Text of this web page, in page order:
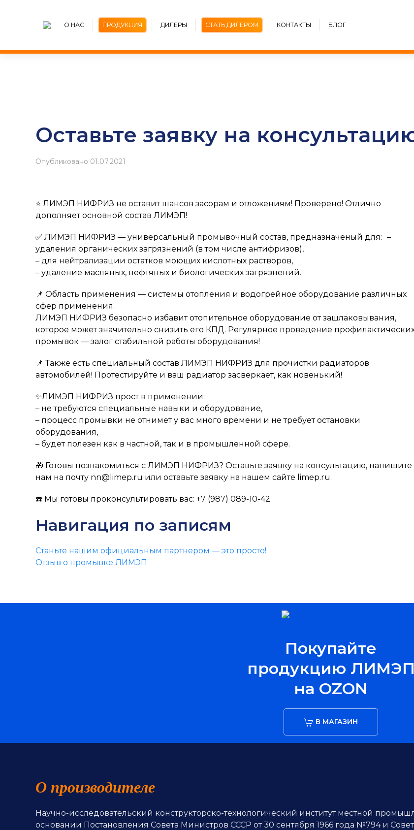
О НАС ПРОДУКЦИЯ ДИЛЕРЫ СТАТЬ ДИЛЕРОМ КОНТАКТЫ БЛОГ
Оставьте заявку на
Опубликовано 01.07.2021
⭐️ ЛИМЭП НИФРИЗ не оставит шансов засорам и отложениям! Проверено! Отлично
дополняет основной состав ЛИМЭП!
✅ ЛИМЭП НИФРИЗ — универсальный промывочный состав, предназначеный для: –
удаления органических загрязнений (в том числе антифризов),
– для нейтрализации остатков моющих кислотных растворов,
– удаление масляных, нефтяных и биологических загрязнений.
📌 Область применения — системы отопления и водогрейное оборудование различных
сфер применения.
ЛИМЭП НИФРИЗ безопасно избавит отопительное оборудование от зашлаковывания,
которое может значительно снизить его КПД. Регулярное проведение
промывок — залог стабильной работы оборудования!
📌 Также есть специальный состав ЛИМЭП НИФРИЗ для прочистки радиаторов
автомобилей! Протестируйте и ваш радиатор засверкает, как новенький!
✨ЛИМЭП НИФРИЗ прост в применении:
– не требуются специальные навыки и оборудование,
– процесс промывки не отнимет у вас много времени и не требует остановки
оборудования,
– будет полезен как в частной, так и в промышленной сфере.
🎁 Готовы познакомиться с ЛИМЭП НИФРИЗ? Оставьте заявку на консультацию, напишите
нам на почту nn@limep.ru или оставьте заявку на нашем сайте limep.ru.
☎️ Мы готовы проконсультировать вас: +7 (987) 089-10-42
Навигация по записям
Станьте нашим официальным партнером — это просто!
Отзыв о промывке ЛИМЭП
Покупайте
продукцию ЛИМЭП
на OZON
В МАГАЗИН
О производителе
Научно-исследовательский конструкторско-технологический институт местной
основании Постановления Совета Министров СССР от 30 сентября 1966 года №794 и